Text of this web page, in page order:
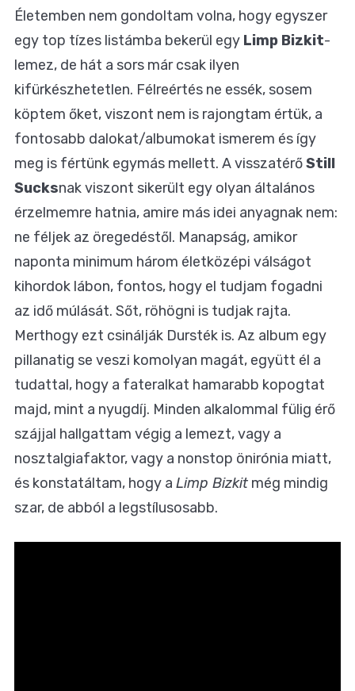
Életemben nem gondoltam volna, hogy egyszer
egy top tízes listámba bekerül egy Limp Bizkit-
lemez, de hát a sors már csak ilyen
kifürkészhetetlen. Félreértés ne essék, sosem
köptem őket, viszont nem is rajongtam értük, a
fontosabb dalokat/albumokat ismerem és így
meg is fértünk egymás mellett. A visszatérőStill
Sucksnak viszont sikerült egy olyan általános
érzelmemre hatnia, amire más idei anyagnak nem:
ne féljek az öregedéstől. Manapság, amikor
naponta minimum három életközépi válságot
kihordok lábon, fontos, hogy el tudjam fogadni
az idő múlását. Sőt, röhögni is tudjak rajta.
Merthogy ezt csinálják Dursték is. Az album egy
pillanatig se veszi komolyan magát, együtt él a
tudattal, hogy a fateralkat hamarabb kopogtat
majd, mint a nyugdíj. Minden alkalommal fülig érő
szájjal hallgattam végig a lemezt, vagy a
nosztalgiafaktor, vagy a nonstop önirónia miatt,
és konstatáltam, hogy a Limp Bizkit még mindig
szar, de abból a legstílusosabb.